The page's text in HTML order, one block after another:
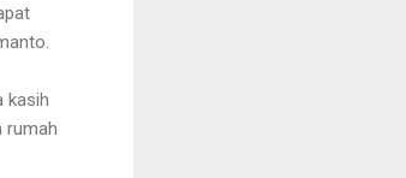
kasih
rumah